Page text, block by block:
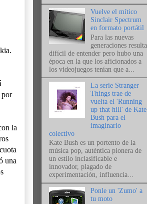
por
la
una
Vuelve el mítico
Sinclair Spectrum
en formato portátil
Para las nuevas
generaciones resulta
difícil de entender pero hubo una
época en la que los aficionados a
los videojuegos tenían que a...
La serie Stranger
Things trae de
vuelta el 'Running
up that hill' de Kate
Bush para el
imaginario
colectivo
Kate Bush es un portento de la
música pop, auténtica pionera de
un estilo inclasificable e
innovador, plagado de
experimentación, influencia...
Ponle un 'Zumo' a
tu moto